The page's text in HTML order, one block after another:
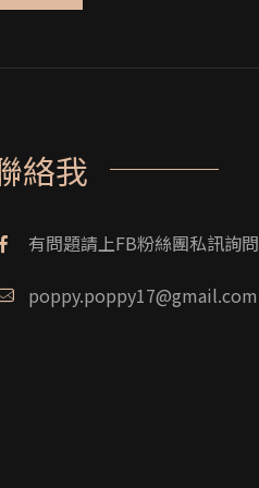
絡我
有問題請上FB粉絲團私訊詢問
poppy.poppy17@gmail.com